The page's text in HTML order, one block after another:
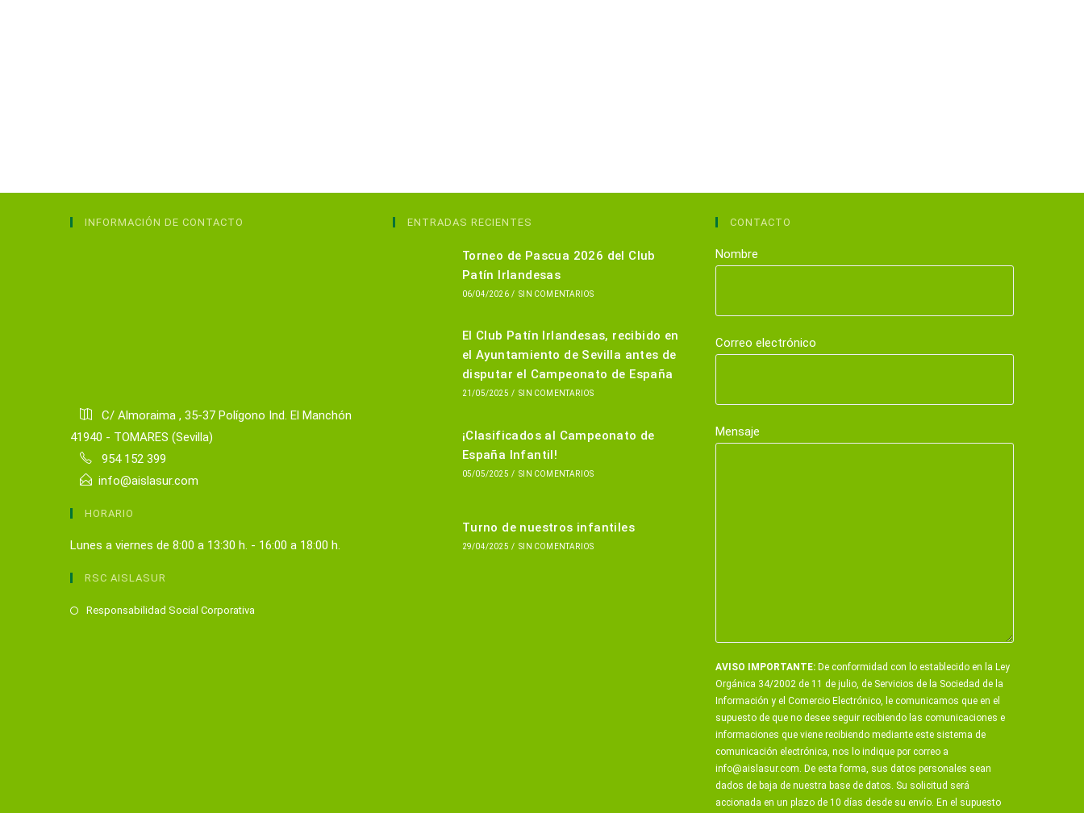
INFORMACIÓN DE CONTACTO
C/ Almoraima , 35-37 Polígono Ind. El Manchón
41940 - TOMARES (Sevilla)
954 152 399
info@aislasur.com
HORARIO
Lunes a viernes de 8:00 a 13:30 h. - 16:00 a 18:00 h.
RSC AISLASUR
Responsabilidad Social Corporativa
ENTRADAS RECIENTES
Torneo de Pascua 2026 del Club
Patín Irlandesas
06/04/2026 / SIN COMENTARIOS
El Club Patín Irlandesas, recibido en
el Ayuntamiento de Sevilla antes de
disputar el Campeonato de España
21/05/2025 / SIN COMENTARIOS
¡Clasificados al Campeonato de
España Infantil!
05/05/2025 / SIN COMENTARIOS
Turno de nuestros infantiles
29/04/2025 / SIN COMENTARIOS
CONTACTO
Nombre
Correo electrónico
Mensaje
AVISO IMPORTANTE:De conformidad con lo establecido en la Ley
Orgánica 34/2002 de 11 de julio, de Servicios de la Sociedad de la
Información y el Comercio Electrónico, le comunicamos que en el
supuesto de que no desee seguir recibiendo las comunicaciones e
informaciones que viene recibiendo mediante este sistema de
comunicación electrónica, nos lo indique por correo a
info@aislasur.com. De esta forma, sus datos personales sean
dados de baja de nuestra base de datos. Su solicitud será
accionada en un plazo de 10 días desde su envío. En el supuesto